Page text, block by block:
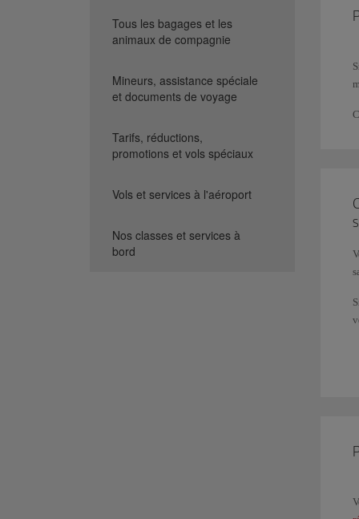
Tous les bagages et les
animaux de compagnie
Mineurs, assistance spéciale
et documents de voyage
Tarifs, réductions,
promotions et vols spéciaux
Vols et services à l'aéroport
Nos classes et services à
bord